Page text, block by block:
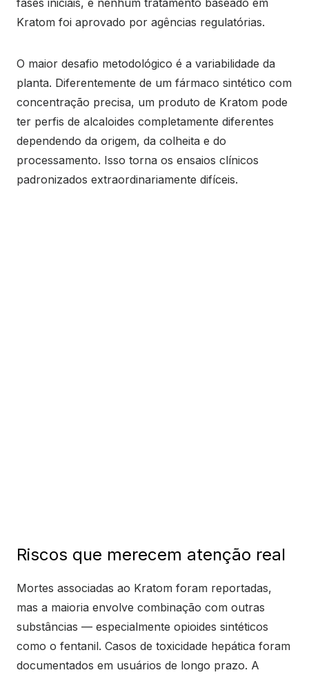
fases iniciais, e nenhum tratamento baseado em
Kratom foi aprovado por agências regulatórias.
O maior desafio metodológico é a variabilidade da
planta. Diferentemente de um fármaco sintético com
concentração precisa, um produto de Kratom pode
ter perfis de alcaloides completamente diferentes
dependendo da origem, da colheita e do
processamento. Isso torna os ensaios clínicos
padronizados extraordinariamente difíceis.
Riscos que merecem atenção real
Mortes associadas ao Kratom foram reportadas,
mas a maioria envolve combinação com outras
substâncias — especialmente opioides sintéticos
como o fentanil. Casos de toxicidade hepática foram
documentados em usuários de longo prazo. A